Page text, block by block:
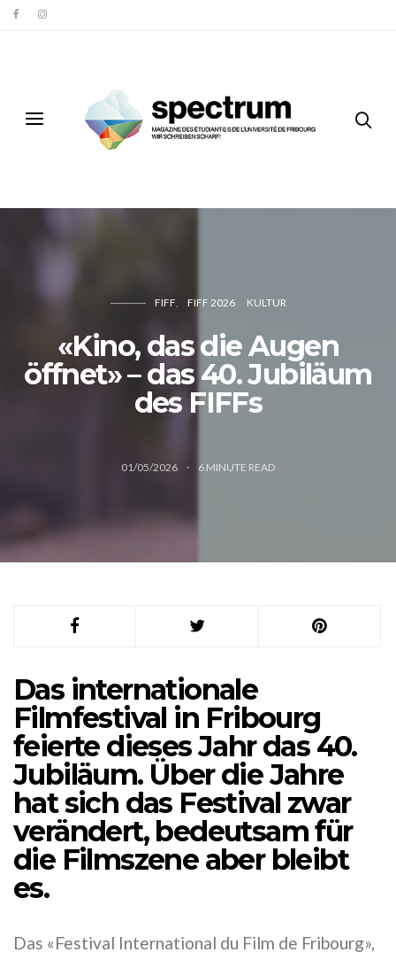
FIFF FIFF 2026 KULTUR
«Kino, das die Augen
öffnet» – das 40. Jubiläum
des FIFFs
01/05/2026 6 MINUTE READ
Das internationale
Filmfestival in Fribourg
feierte dieses Jahr das 40.
Jubiläum. Über die Jahre
hat sich das Festival zwar
verändert, bedeutsam für
die Filmszene aber bleibt
es.
Das «Festival International du Film de Fribourg»,